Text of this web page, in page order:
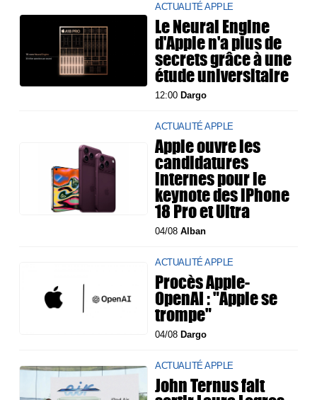
ACTUALITÉ APPLE
Le Neural Engine
d'Apple n'a plus de
secrets grâce à une
étude universitaire
12:00 Dargo
ACTUALITÉ APPLE
Apple ouvre les
candidatures
internes pour le
keynote des iPhone
18 Pro et Ultra
04/08Alban
ACTUALITÉ APPLE
Procès Apple-
OpenAI : "Apple se
trompe"
04/08 Dargo
ACTUALITÉ APPLE
John Ternus fait